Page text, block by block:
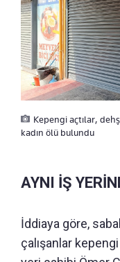
Kepengi açtılar,
kadın ölü bulundu
AYNI İŞ
İddiaya göre,
çalışanlar